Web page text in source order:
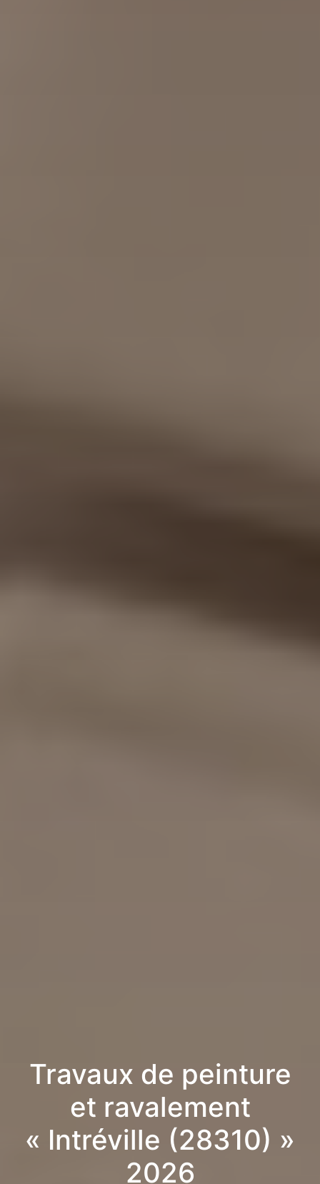
Travaux de peinture
et ravalement
« Intréville (28310) »
2026